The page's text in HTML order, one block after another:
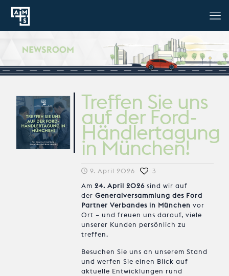
Treffen Sie uns
auf der Ford-
Händlertagung
in München!
9. April 2026
3
Am 24. April 2026sind wir auf
der Generalversammlung des Ford
Partner Verbandes in München vor
Ort – und freuen uns darauf, viele
unserer Kunden persönlich zu
treffen.
Besuchen Sie uns an unserem Stand
und werfen Sie einen Blick auf
aktuelle Entwicklungen rund